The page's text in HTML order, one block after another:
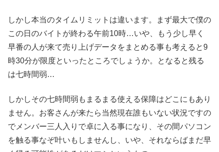
しかし本当のタイムリミットは違います。まず最大で僕の
この日のバイトが終わる午前10時…いや、もう少し早く
早番の人が来て売り上げデータをまとめる事も考えると9
時30分が限度といったところでしょうか。となると残る
は七時間弱…
しかしその七時間弱もまるまる使える保障はどこにもあり
ません。お客さんが来たら当然現在誰もいない状況ですの
でメンバー三人入りで卓に入る事になり、その間パソコン
を触る事なぞ叶いもしませんし、いや、それならばまだ早